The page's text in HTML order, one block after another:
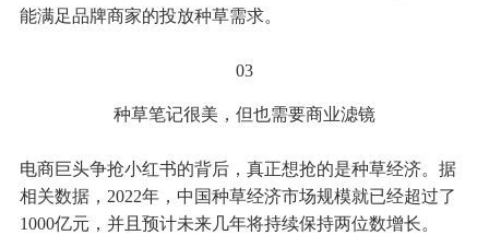
能满足品牌商家的投放种草需求。
03
种草笔记很美，但也需要商业滤镜
电商巨头争抢小红书的背后，真正想抢的是种草经济。据
相关数据，2022年，中国种草经济市场规模就已经超过了
1000亿元，并且预计未来几年将持续保持两位数增长。